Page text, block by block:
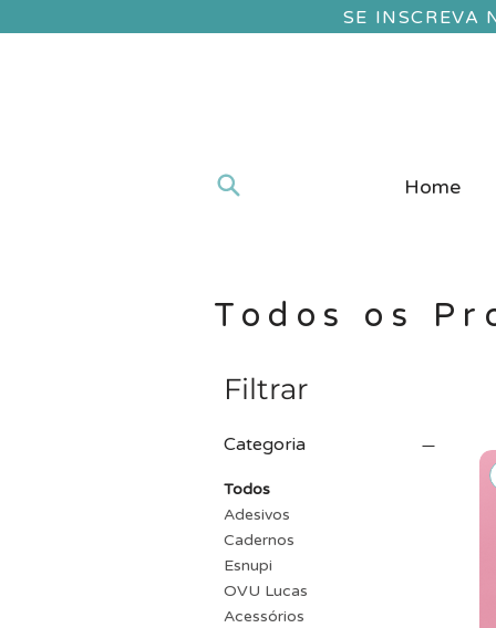
SE INSCREVA
Home
Todos os
Filtrar
Categoria
Todos
Adesivos
Cadernos
Esnupi
OVU Lucas
Acessórios